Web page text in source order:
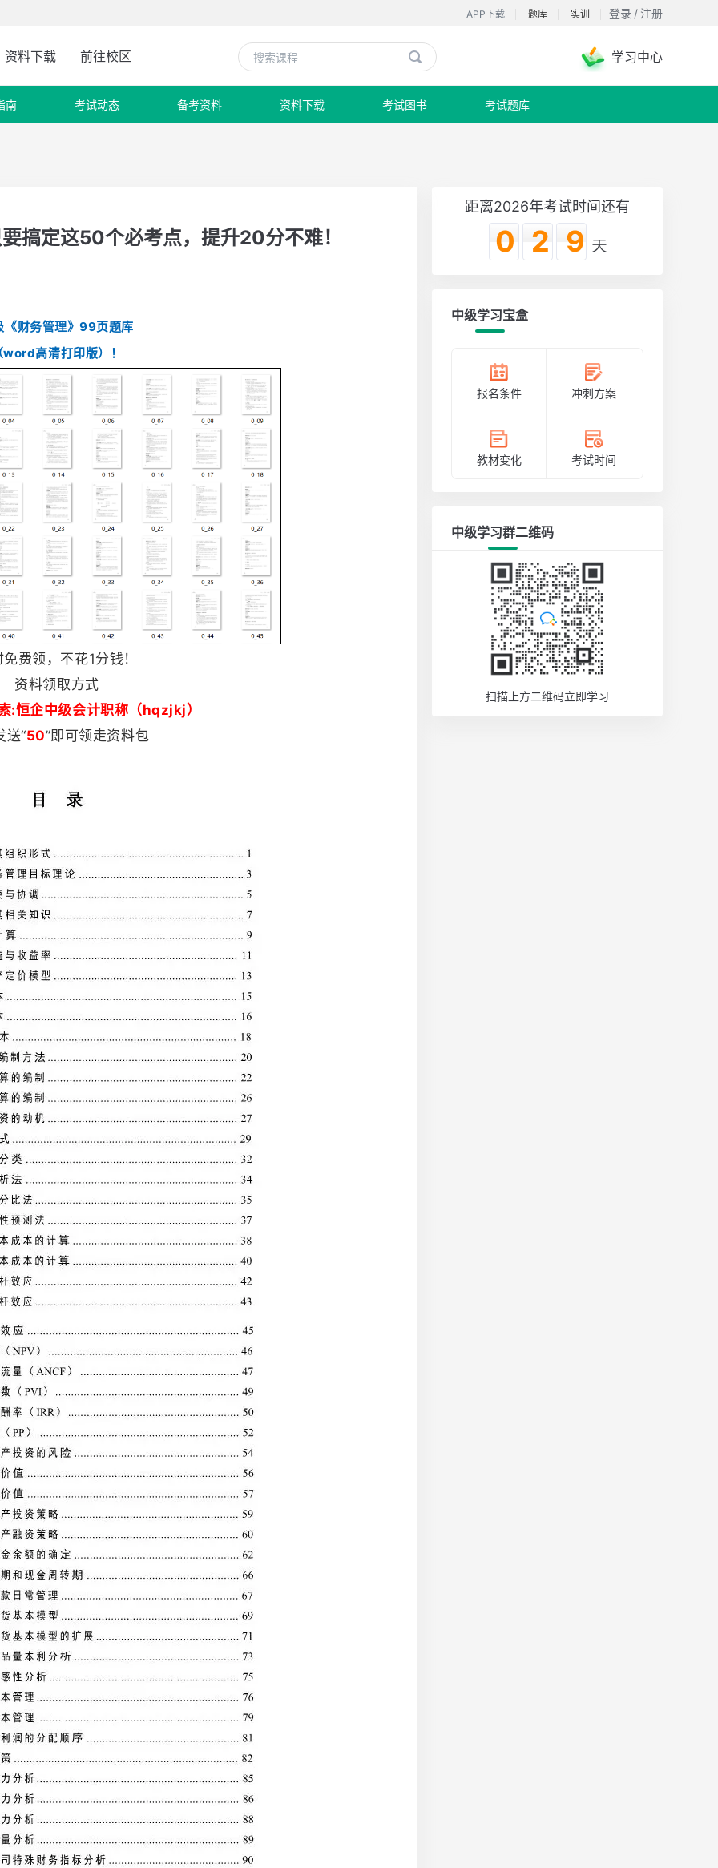
登录 / 注册
实训
题库
APP下载
资料下载 前往校区  学习中心
南 考试动态 备考资料 资料下载 考试图书 考试题库
搞定这50个必考点，提升20分不难！
《财务管理》99页题库
word高清打印版）！
费领，不花1分钱！
资料领取方式
:恒企中级会计职称（hqzjkj）
送“50”即可领走资料包
距离2026年考试时间还有
029
中级学习宝盒
报名条件 冲刺方案
教材变化 考试时间
中级学习群二维码
扫描上方二维码立即学习